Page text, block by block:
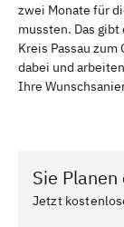
zwei Monate für
mussten. Das
Kreis Passau
dabei und
Ihre
Sie
Jetzt